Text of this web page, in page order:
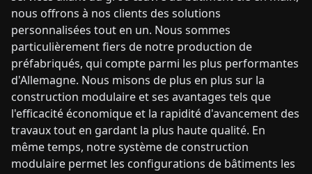
nous offrons à nos clients des solutions
personnalisées tout en un. Nous sommes
particulièrement fiers de notre production de
préfabriqués, qui compte parmi les plus performantes
d'Allemagne. Nous misons de plus en plus sur la
construction modulaire et ses avantages tels que
l'efficacité économique et la rapidité d'avancement des
travaux tout en gardant la plus haute qualité. En
même temps, notre système de construction
modulaire permet les configurations de bâtiments les